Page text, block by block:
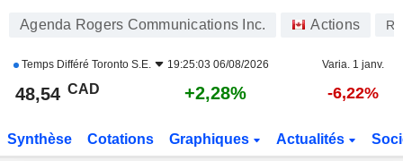
Agenda Rogers Communications Inc. Actions
Temps Différé Toronto S.E. 19:25:03 06/08/2026 Varia. 1 janv.
48,54 CAD +2,28% -6,22%
Synthèse Cotations Graphiques Actualités